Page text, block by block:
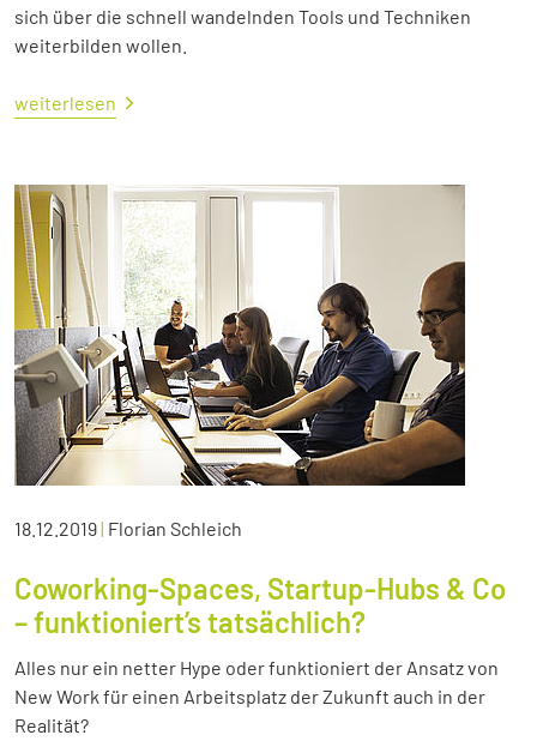
sich über die schnell wandelnden Tools und Techniken
weiterbilden wollen.
weiterlesen
18.12.2019| Florian Schleich
Coworking-Spaces, Startup-Hubs & Co
– funktioniert’s tatsächlich?
Alles nur ein netter Hype oder funktioniert der Ansatz von
New Work für einen Arbeitsplatz der Zukunft auch in der
Realität?